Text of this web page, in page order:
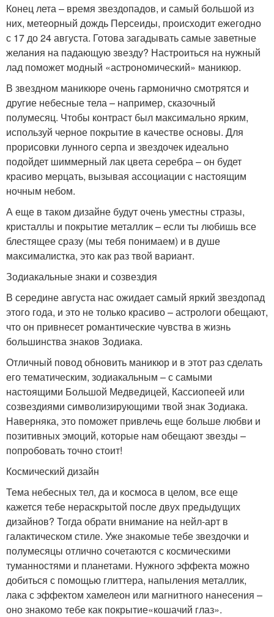
Конец лета – время звездопадов, и самый большой из
них, метеорный дождь Персеиды, происходит ежегодно
с 17 до 24 августа. Готова загадывать самые заветные
желания на падающую звезду? Настроиться на нужный
лад поможет модный «астрономический» маникюр.
В звездном маникюре очень гармонично смотрятся и
другие небесные тела – например, сказочный
полумесяц. Чтобы контраст был максимально ярким,
используй черное покрытие в качестве основы. Для
прорисовки лунного серпа и звездочек идеально
подойдет шиммерный лак цвета серебра – он будет
красиво мерцать, вызывая ассоциации с настоящим
ночным небом.
А еще в таком дизайне будут очень уместны стразы,
кристаллы и покрытие металлик – если ты любишь все
блестящее сразу (мы тебя понимаем) и в душе
максималистка, это как раз твой вариант.
Зодиакальные знаки и созвездия
В середине августа нас ожидает самый яркий звездопад
этого года, и это не только красиво – астрологи обещают,
что он привнесет романтические чувства в жизнь
большинства знаков Зодиака.
Отличный повод обновить маникюр и в этот раз сделать
его тематическим, зодиакальным – с самыми
настоящими Большой Медведицей, Кассиопеей или
созвездиями символизирующими твой знак Зодиака.
Наверняка, это поможет привлечь еще больше любви и
позитивных эмоций, которые нам обещают звезды –
попробовать точно стоит!
Космический дизайн
Тема небесных тел, да и космоса в целом, все еще
кажется тебе нераскрытой после двух предыдущих
дизайнов? Тогда обрати внимание на нейл-арт в
галактическом стиле. Уже знакомые тебе звездочки и
полумесяцы отлично сочетаются с космическими
туманностями и планетами. Нужного эффекта можно
добиться с помощью глиттера, напыления металлик,
лака с эффектом хамелеон или магнитного нанесения –
оно знакомо тебе как покрытие«кошачий глаз».